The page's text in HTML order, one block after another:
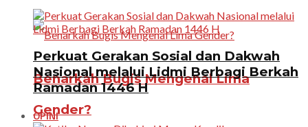
Benarkah Bugis Mengenal Lima
Gender?
Perkuat Gerakan Sosial dan Dakwah
Nasional melalui Lidmi Berbagi Berkah
Ramadan 1446 H
OPINI